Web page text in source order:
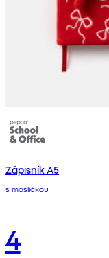
Zápisník A5
s mašličkou
4